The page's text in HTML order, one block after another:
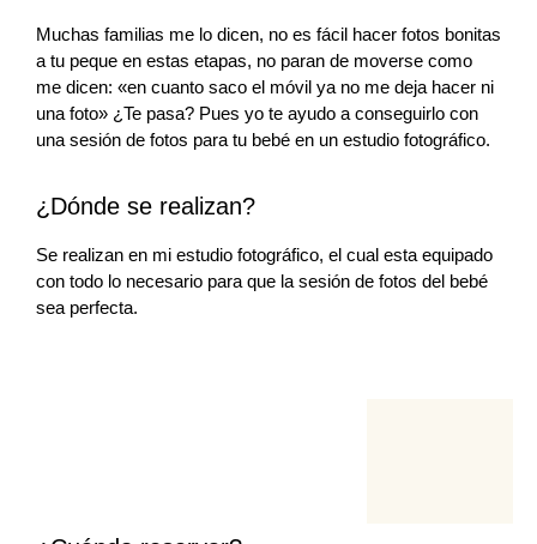
Muchas familias me lo dicen, no es fácil hacer fotos bonitas
a tu peque en estas etapas, no paran de moverse como
me dicen: «en cuanto saco el móvil ya no me deja hacer ni
una foto» ¿Te pasa? Pues yo te ayudo a conseguirlo con
una sesión de fotos para tu bebé en un estudio fotográfico.
¿Dónde se realizan?
Se realizan en mi estudio fotográfico, el cual esta equipado
con todo lo necesario para que la sesión de fotos del bebé
sea perfecta.